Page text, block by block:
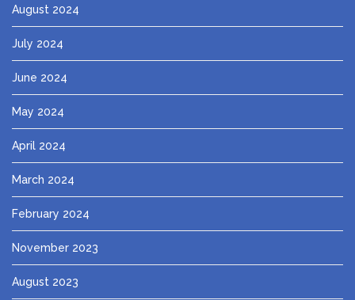
August 2024
July 2024
June 2024
May 2024
April 2024
March 2024
February 2024
November 2023
August 2023